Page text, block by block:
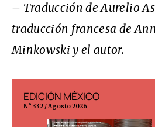
– Traducción de Aurelio
traducción francesa de
Minkowski y el autor.
EDICIÓN MÉXICO
N° 332 / Agosto 2026